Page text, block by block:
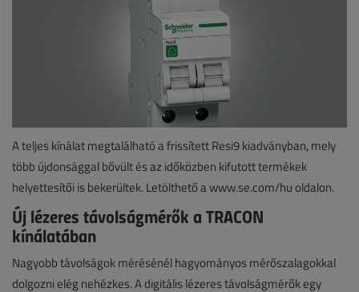
A teljes kínálat megtalálható a frissített Resi9 kiadványban, mely
több újdonsággal bővült és az időközben kifutott termékek
helyettesítői is bekerültek. Letölthető a www.se.com/hu oldalon.
Új lézeres távolságmérők a TRACON
kínálatában
Nagyobb távolságok mérésénél hagyományos mérőszalagokkal
dolgozni elég nehézkes. A digitális lézeres távolságmérők egy